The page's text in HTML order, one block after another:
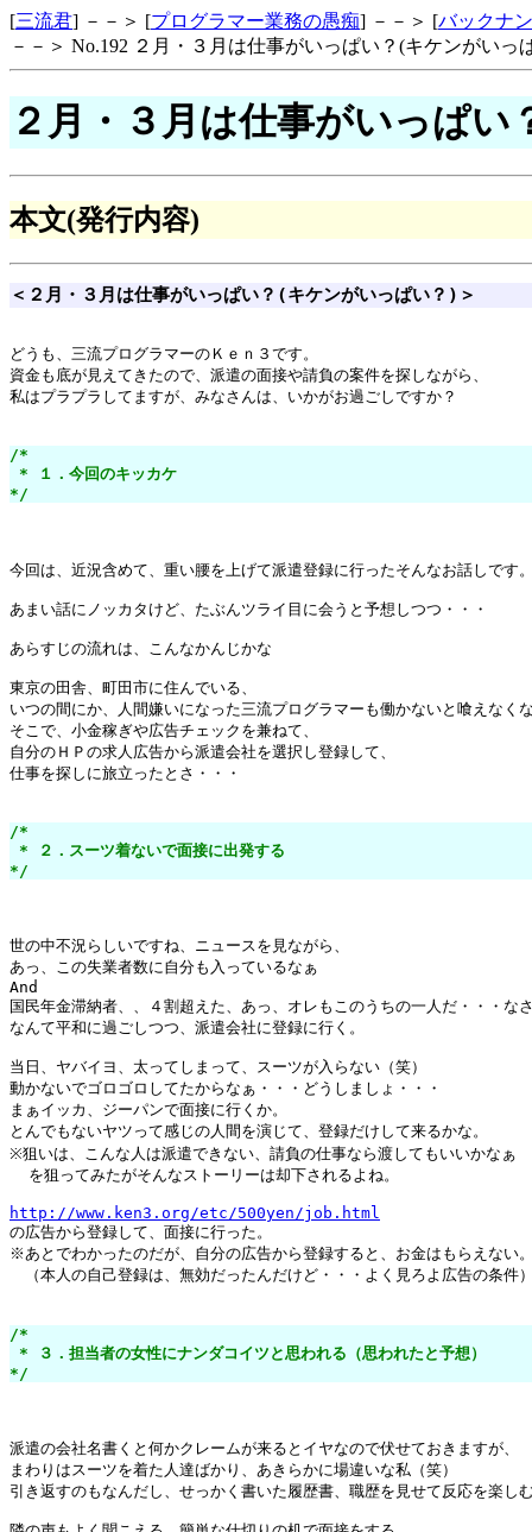
[三流君] －－＞ [プログラマー業務の愚痴] －－＞ [バックナ
－－＞ No.192 ２月・３月は仕事がいっぱい？(キケンがいっ
２月・３月は仕事がいっぱ
本文(発行内容)
＜２月・３月は仕事がいっぱい？(キケンがいっぱい？)＞
どうも、三流プログラマーのＫｅｎ３です。
資金も底が見えてきたので、派遣の面接や請負の案件を探しながら、
私はプラプラしてますが、みなさんは、いかがお過ごしですか？
/*
* １．今回のキッカケ
*/
今回は、近況含めて、重い腰を上げて派遣登録に行ったそんなお話しです
あまい話にノッカタけど、たぶんツライ目に会うと予想しつつ・・・
あらすじの流れは、こんなかんじかな
東京の田舎、町田市に住んでいる、
いつの間にか、人間嫌いになった三流プログラマーも働かないと喰えなく
そこで、小金稼ぎや広告チェックを兼ねて、
自分のＨＰの求人広告から派遣会社を選択し登録して、
仕事を探しに旅立ったとさ・・・
/*
* ２．スーツ着ないで面接に出発する
*/
世の中不況らしいですね、ニュースを見ながら、
あっ、この失業者数に自分も入っているなぁ
And
国民年金滞納者、、４割超えた、あっ、オレもこのうちの一人だ・・・な
なんて平和に過ごしつつ、派遣会社に登録に行く。
当日、ヤバイヨ、太ってしまって、スーツが入らない（笑）
動かないでゴロゴロしてたからなぁ・・・どうしましょ・・・
まぁイッカ、ジーパンで面接に行くか。
とんでもないヤツって感じの人間を演じて、登録だけして来るかな。
※狙いは、こんな人は派遣できない、請負の仕事なら渡してもいいかなぁ
  を狙ってみたがそんなストーリーは却下されるよね。
http://www.ken3.org/etc/500yen/job.html
の広告から登録して、面接に行った。
※あとでわかったのだが、自分の広告から登録すると、お金はもらえない
（本人の自己登録は、無効だったんだけど・・・よく見ろよ広告の条件
/*
* ３．担当者の女性にナンダコイツと思われる（思われたと予想）
*/
派遣の会社名書くと何かクレームが来るとイヤなので伏せておきますが、
まわりはスーツを着た人達ばかり、あきらかに場違いな私（笑）
引き返すのもなんだし、せっかく書いた履歴書、職歴を見せて反応を楽し